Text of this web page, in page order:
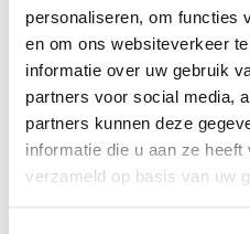
personaliseren, om functies
en om ons websiteverkeer
informatie over uw gebruik
partners voor social media,
partners kunnen deze
informatie die u aan ze
verzameld op basis van uw